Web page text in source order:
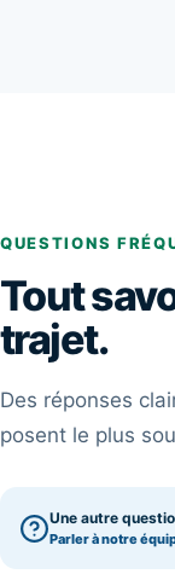
QUESTIONS
Tout
trajet.
Des réponses
posent le plus
Une autre
Parler à notre